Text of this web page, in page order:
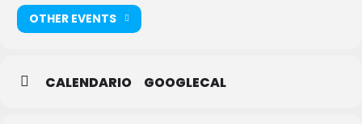
OTHER EVENTS
CALENDARIO GOOGLECAL